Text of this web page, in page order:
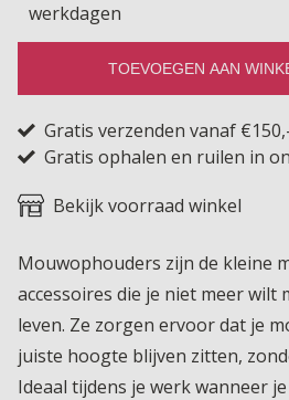
werkdagen
TOEVOEGEN AAN
Gratis verzenden vanaf
Gratis ophalen en ruilen in
Bekijk voorraad winkel
Mouwophouders zijn de kleine
accessoires die je niet meer wilt
leven. Ze zorgen ervoor dat je
juiste hoogte blijven zitten,
Ideaal tijdens je werk wanneer